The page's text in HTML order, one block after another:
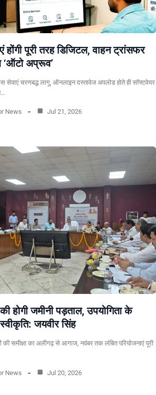
पूरी तरह डिजिटल, वाहन ट्रांसफर
अप्रूव’
सेवाएं चरणबद्ध लागू, ऑनलाइन दस्तावेज अपलोड होते ही सॉफ्टवेयर
News Jul 21, 2026
होगी जमीनी पड़ताल, उपयोगिता के
जयवीर सिंह
की समीक्षा का अलीगढ़ से आगाज, नवंबर तक लंबित परियोजनाएं पूरी
News Jul 20, 2026